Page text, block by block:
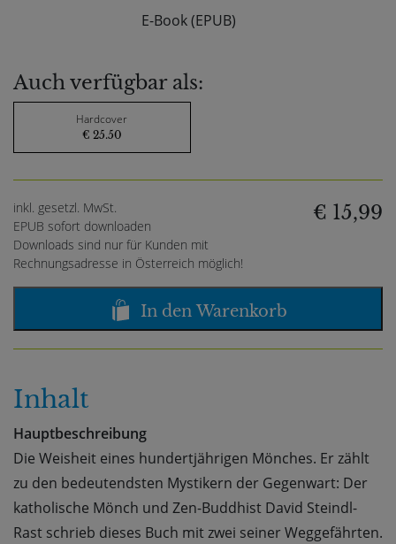
E-Book (EPUB)
Auch verfügbar als:
Hardcover
€ 25.50
inkl. gesetzl. MwSt.
EPUB sofort downloaden
Downloads sind nur für Kunden mit
Rechnungsadresse in Österreich möglich!
€ 15,99
In den Warenkorb
Inhalt
Hauptbeschreibung
Die Weisheit eines hundertjährigen Mönches. Er zählt
zu den bedeutendsten Mystikern der Gegenwart: Der
katholische Mönch und Zen-Buddhist David Steindl-
Rast schrieb dieses Buch mit zwei seiner Weggefährten.